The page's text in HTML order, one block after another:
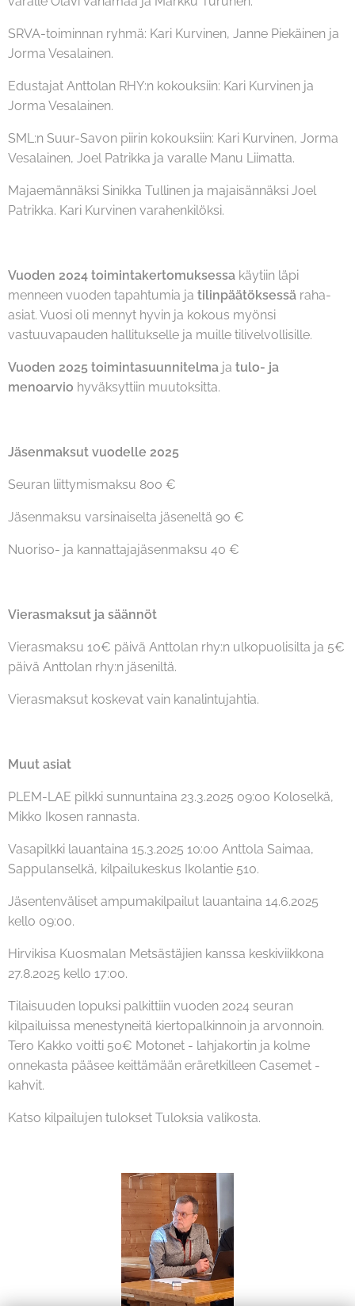
SRVA-toiminnan ryhmä: Kari Kurvinen, Janne Piekäinen ja
Jorma Vesalainen.
Edustajat Anttolan RHY:n kokouksiin: Kari Kurvinen ja
Jorma Vesalainen.
SML:n Suur-Savon piirin kokouksiin: Kari Kurvinen, Jorma
Vesalainen, Joel Patrikka ja varalle Manu Liimatta.
Majaemännäksi Sinikka Tullinen ja majaisännäksi Joel
Patrikka. Kari Kurvinen varahenkilöksi.
Vuoden 2024 toimintakertomuksessa käytiin läpi
menneen vuoden tapahtumia ja tilinpäätöksessä raha-
asiat. Vuosi oli mennyt hyvin ja kokous myönsi
vastuuvapauden hallitukselle ja muille tilivelvollisille.
Vuoden 2025 toimintasuunnitelma ja tulo- ja
menoarvio hyväksyttiin muutoksitta.
Jäsenmaksut vuodelle 2025
Seuran liittymismaksu 800 €
Jäsenmaksu varsinaiselta jäseneltä 90 €
Nuoriso- ja kannattajajäsenmaksu 40 €
Vierasmaksut ja säännöt
Vierasmaksu 10€ päivä Anttolan rhy:n ulkopuolisilta ja 5€
päivä Anttolan rhy:n jäseniltä.
Vierasmaksut koskevat vain kanalintujahtia.
Muut asiat
PLEM-LAE pilkki sunnuntaina 23.3.2025 09:00 Koloselkä,
Mikko Ikosen rannasta.
Vasapilkki lauantaina 15.3.2025 10:00 Anttola Saimaa,
Sappulanselkä, kilpailukeskus Ikolantie 510.
Jäsentenväliset ampumakilpailut lauantaina 14.6.2025
kello 09:00.
Hirvikisa Kuosmalan Metsästäjien kanssa keskiviikkona
27.8.2025 kello 17:00.
Tilaisuuden lopuksi palkittiin vuoden 2024 seuran
kilpailuissa menestyneitä kiertopalkinnoin ja arvonnoin.
Tero Kakko voitti 50€ Motonet - lahjakortin ja kolme
onnekasta pääsee keittämään eräretkilleen Casemet -
kahvit.
Katso kilpailujen tulokset Tuloksia valikosta.